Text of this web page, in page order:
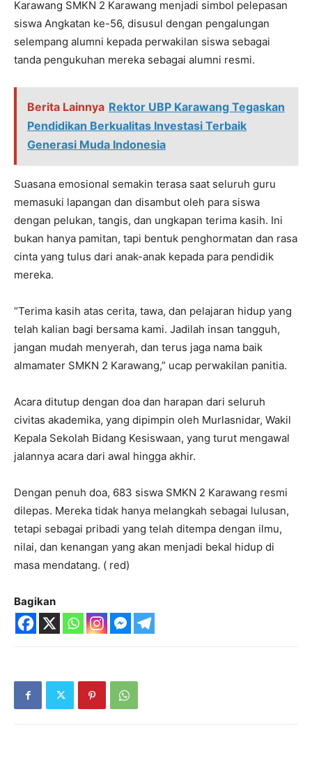
Karawang SMKN 2 Karawang menjadi simbol pelepasan
siswa Angkatan ke-56, disusul dengan pengalungan
selempang alumni kepada perwakilan siswa sebagai
tanda pengukuhan mereka sebagai alumni resmi.
Berita Lainnya Rektor UBP Karawang Tegaskan
Pendidikan Berkualitas Investasi Terbaik
Generasi Muda Indonesia
Suasana emosional semakin terasa saat seluruh guru
memasuki lapangan dan disambut oleh para siswa
dengan pelukan, tangis, dan ungkapan terima kasih. Ini
bukan hanya pamitan, tapi bentuk penghormatan dan rasa
cinta yang tulus dari anak-anak kepada para pendidik
mereka.
“Terima kasih atas cerita, tawa, dan pelajaran hidup yang
telah kalian bagi bersama kami. Jadilah insan tangguh,
jangan mudah menyerah, dan terus jaga nama baik
almamater SMKN 2 Karawang,” ucap perwakilan panitia.
Acara ditutup dengan doa dan harapan dari seluruh
civitas akademika, yang dipimpin oleh Murlasnidar, Wakil
Kepala Sekolah Bidang Kesiswaan, yang turut mengawal
jalannya acara dari awal hingga akhir.
Dengan penuh doa, 683 siswa SMKN 2 Karawang resmi
dilepas. Mereka tidak hanya melangkah sebagai lulusan,
tetapi sebagai pribadi yang telah ditempa dengan ilmu,
nilai, dan kenangan yang akan menjadi bekal hidup di
masa mendatang. ( red)
Bagikan